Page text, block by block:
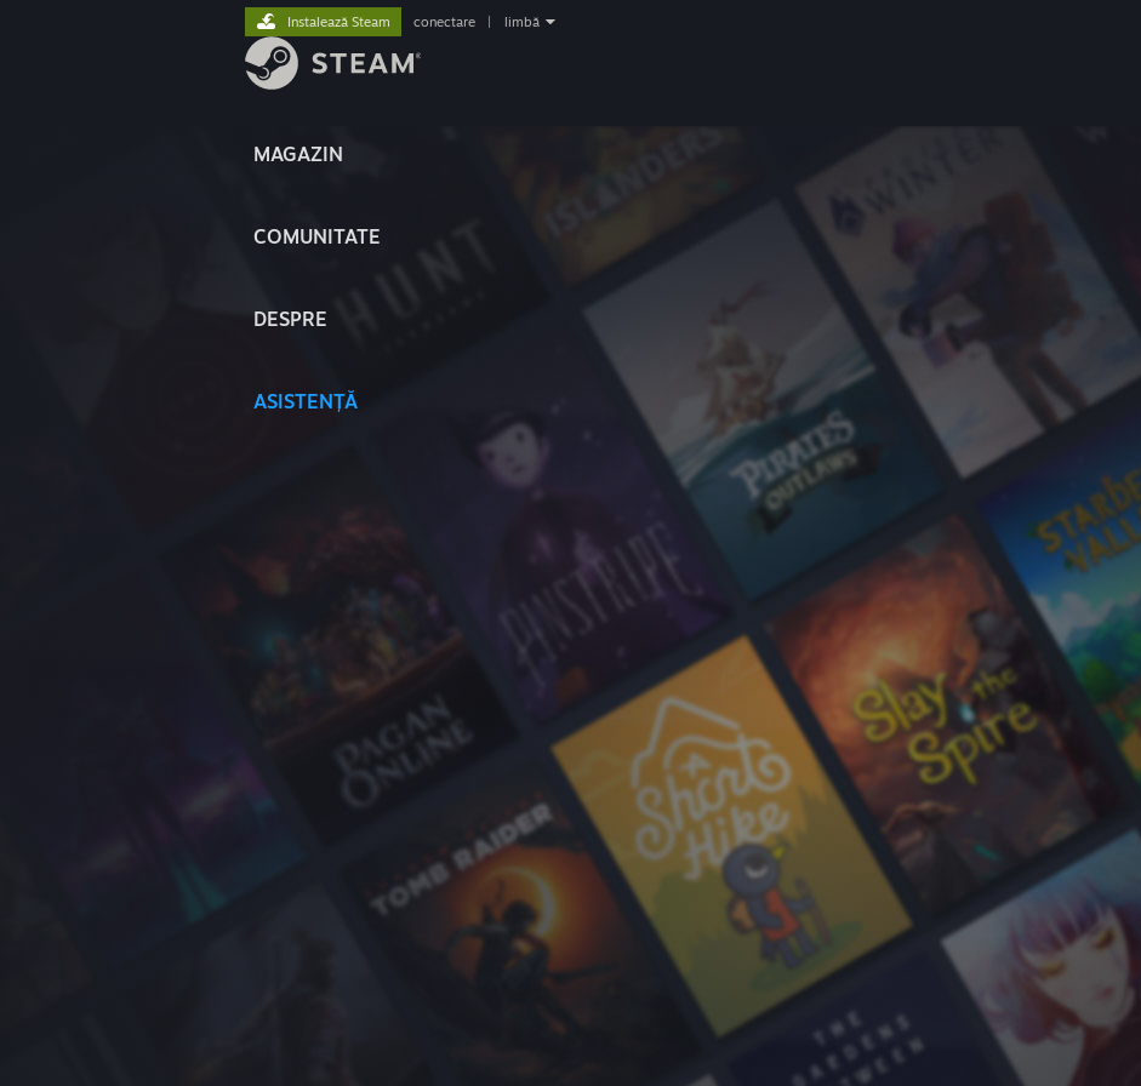
MAGAZIN
COMUNITATE
DESPRE
ASISTENȚĂ
Instalează Steam conectare limbă